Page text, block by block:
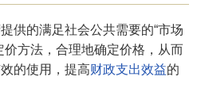
供的满足社会公共需要的“市场
价方法，合理地确定价格，从而
的使用，提高财政支出效益的